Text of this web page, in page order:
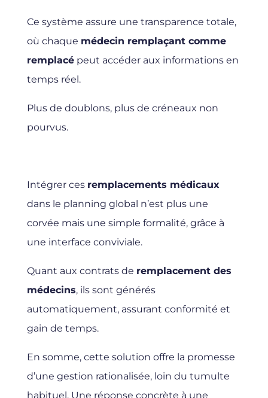
Ce système assure une transparence totale,
où chaque médecin remplaçant comme
remplacépeut accéder aux informations en
temps réel.
Plus de doublons, plus de créneaux non
pourvus.
Intégrer ces remplacements médicaux
dans le planning global n’est plus une
corvée mais une simple formalité, grâce à
une interface conviviale.
Quant aux contrats de remplacement des
médecins, ils sont générés
automatiquement, assurant conformité et
gain de temps.
En somme, cette solution offre la promesse
d’une gestion rationalisée, loin du tumulte
habituel. Une réponse concrète à une